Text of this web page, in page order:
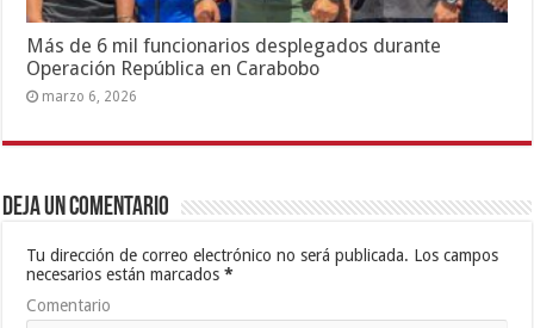
Más de 6 mil funcionarios desplegados durante
Operación República en Carabobo
marzo 6, 2026
Deja un comentario
Tu dirección de correo electrónico no será publicada. Los campos
necesarios están marcados*
Comentario